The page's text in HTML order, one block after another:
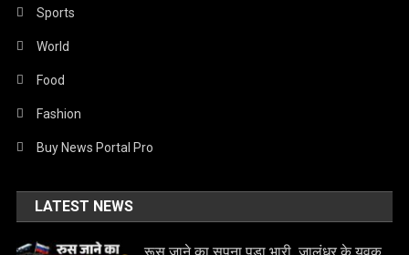
Sports
World
Food
Fashion
Buy News Portal Pro
LATEST NEWS